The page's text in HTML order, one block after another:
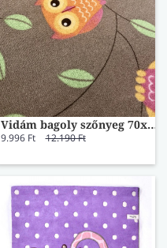
Vidám bagoly szőnyeg 70x200
9.996 Ft 12.190 Ft